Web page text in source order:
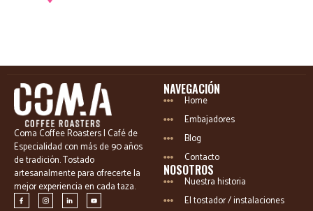
Coma Coffee Roasters | Café de
Especialidad con más de 90 años
de tradición. Tostado
artesanalmente para ofrecerte la
mejor experiencia en cada taza.
NAVEGACIÓN
Home
Embajadores
Blog
Contacto
NOSOTROS
Nuestra historia
El tostador / instalaciones